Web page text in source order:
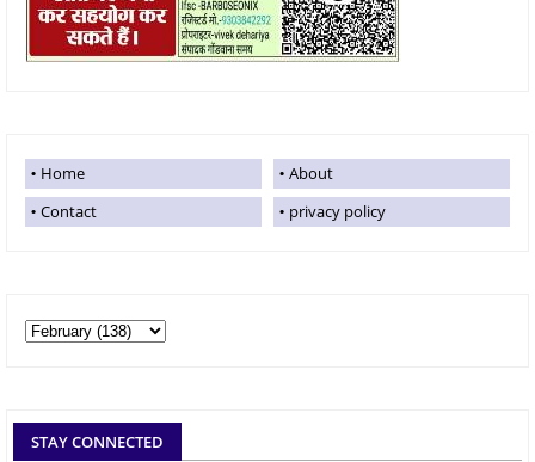
Home
About
Contact
privacy policy
STAY CONNECTED